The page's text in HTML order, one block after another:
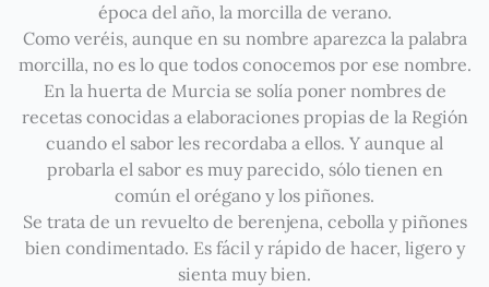
época del año, la morcilla de verano.
Como veréis, aunque en su nombre aparezca la palabra
morcilla, no es lo que todos conocemos por ese nombre.
En la huerta de Murcia se solía poner nombres de
recetas conocidas a elaboraciones propias de la Región
cuando el sabor les recordaba a ellos. Y aunque al
probarla el sabor es muy parecido, sólo tienen en
común el orégano y los piñones.
Se trata de un revuelto de berenjena, cebolla y piñones
bien condimentado. Es fácil y rápido de hacer, ligero y
sienta muy bien.